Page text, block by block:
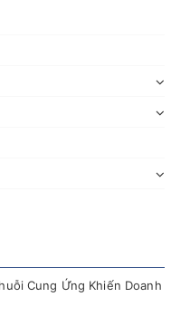
Cung Ứng Khiến Doanh